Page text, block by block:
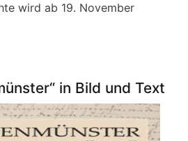
wird ab 19. November
in Bild und Text